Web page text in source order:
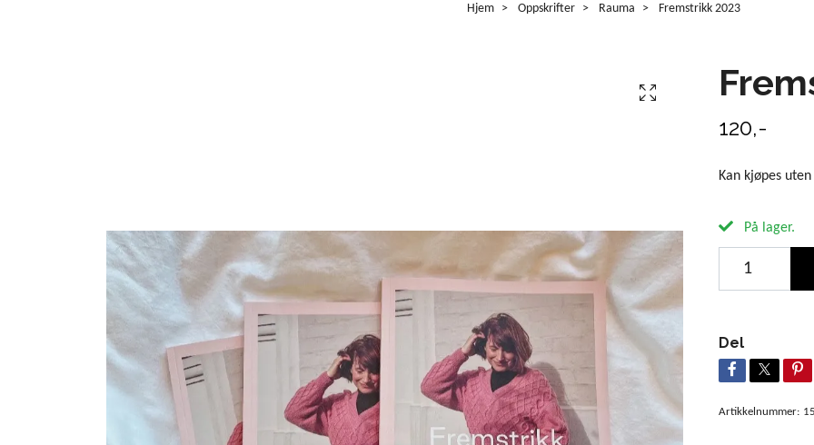
Hjem Oppskrifter Rauma Fremstrikk 2023
120,-
Kan kjøpes
På lager.
Del
Artikkelnummer: